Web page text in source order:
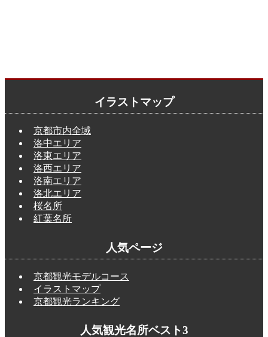
イラストマップ
京都市内全域
洛中エリア
洛東エリア
洛西エリア
洛南エリア
洛北エリア
桜名所
紅葉名所
人気ページ
京都観光モデルコース
イラストマップ
京都観光ランキング
人気観光名所ベスト3